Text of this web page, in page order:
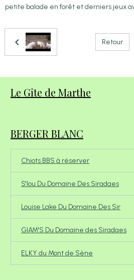
petite balade en forêt et derniers jeux
Retour
Le Gîte de Marthe
BERGER BLANC
Chiots BBS à réserver
S'lou Du Domaine Des Siradaes
Louise Lake Du Domaine Des Sir
GIAM'S Du Domaine des Siradaes
ELKY du Mont de Sène